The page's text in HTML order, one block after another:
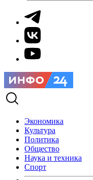
Экономика
Культура
Политика
Общество
Наука и техника
Спорт